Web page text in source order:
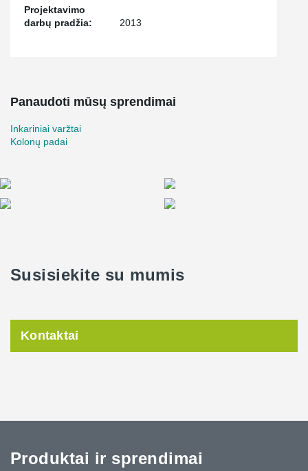
Projektavimo
darbų pradžia:
2013
Panaudoti mūsų sprendimai
Inkariniai varžtai
Kolonų padai
Susisiekite su mumis
Kontaktai
Produktai ir sprendimai